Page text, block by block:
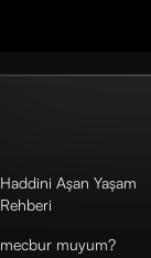
Haddini Aşan Yaşam
Rehberi
mecbur muyum?